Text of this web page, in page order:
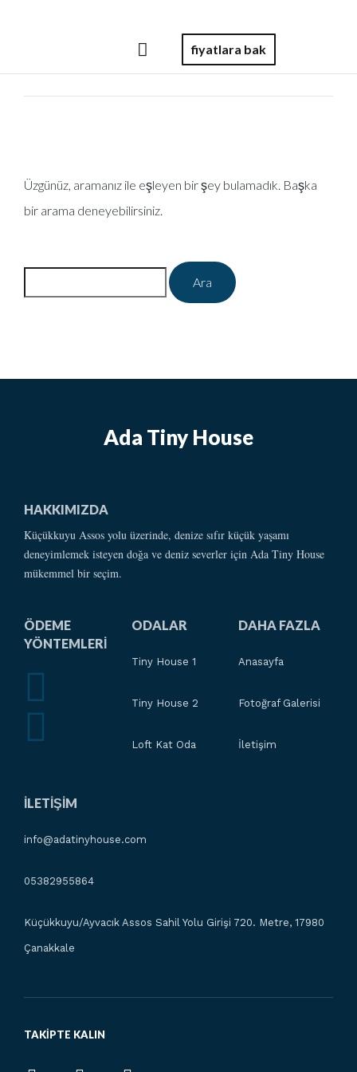
fiyatlara bak
Üzgünüz, aramanız ile eşleyen bir şey bulamadık. Başka
bir arama deneyebilirsiniz.
Ada Tiny House
HAKKIMIZDA
Küçükkuyu Assos yolu üzerinde, denize sıfır küçük yaşamı
deneyimlemek isteyen doğa ve deniz severler için Ada Tiny House
mükemmel bir seçim.
ÖDEME
YÖNTEMLERI
ODALAR
Tiny House 1
Tiny House 2
Loft Kat Oda
DAHA FAZLA
Anasayfa
Fotoğraf Galerisi
İletişim
İLETIŞIM
info@adatinyhouse.com
05382955864
Küçükkuyu/Ayvacık Assos Sahil Yolu Girişi 720. Metre, 17980
Çanakkale
TAKIPTE KALIN